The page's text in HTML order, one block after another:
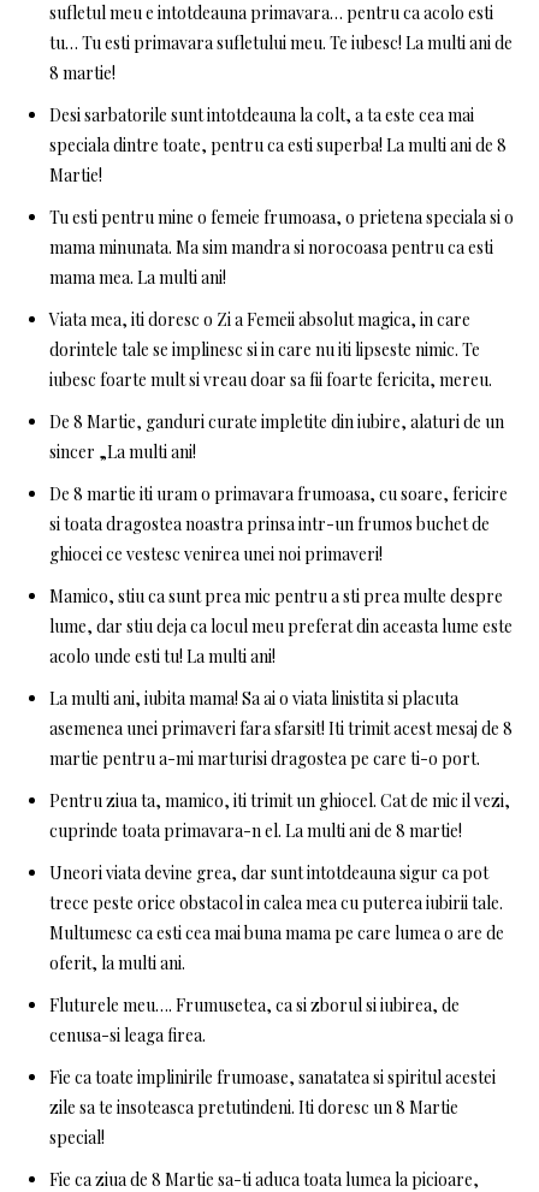
sufletul meu e intotdeauna primavara… pentru ca acolo esti
tu… Tu esti primavara sufletului meu. Te iubesc! La multi ani de
8 martie!
Desi sarbatorile sunt intotdeauna la colt, a ta este cea mai
speciala dintre toate, pentru ca esti superba! La multi ani de 8
Martie!
Tu esti pentru mine o femeie frumoasa, o prietena speciala si o
mama minunata. Ma sim mandra si norocoasa pentru ca esti
mama mea. La multi ani!
Viata mea, iti doresc o Zi a Femeii absolut magica, in care
dorintele tale se implinesc si in care nu iti lipseste nimic. Te
iubesc foarte mult si vreau doar sa fii foarte fericita, mereu.
De 8 Martie, ganduri curate impletite din iubire, alaturi de un
sincer „La multi ani!
De 8 martie iti uram o primavara frumoasa, cu soare, fericire
si toata dragostea noastra prinsa intr-un frumos buchet de
ghiocei ce vestesc venirea unei noi primaveri!
Mamico, stiu ca sunt prea mic pentru a sti prea multe despre
lume, dar stiu deja ca locul meu preferat din aceasta lume este
acolo unde esti tu! La multi ani!
La multi ani, iubita mama! Sa ai o viata linistita si placuta
asemenea unei primaveri fara sfarsit! Iti trimit acest mesaj de 8
martie pentru a-mi marturisi dragostea pe care ti-o port.
Pentru ziua ta, mamico, iti trimit un ghiocel. Cat de mic il vezi,
cuprinde toata primavara-n el. La multi ani de 8 martie!
Uneori viata devine grea, dar sunt intotdeauna sigur ca pot
trece peste orice obstacol in calea mea cu puterea iubirii tale.
Multumesc ca esti cea mai buna mama pe care lumea o are de
oferit, la multi ani.
Fluturele meu…. Frumusetea, ca si zborul si iubirea, de
cenusa-si leaga firea.
Fie ca toate implinirile frumoase, sanatatea si spiritul acestei
zile sa te insoteasca pretutindeni. Iti doresc un 8 Martie
special!
Fie ca ziua de 8 Martie sa-ti aduca toata lumea la picioare,